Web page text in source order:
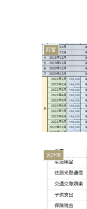
貯蓄
家計簿